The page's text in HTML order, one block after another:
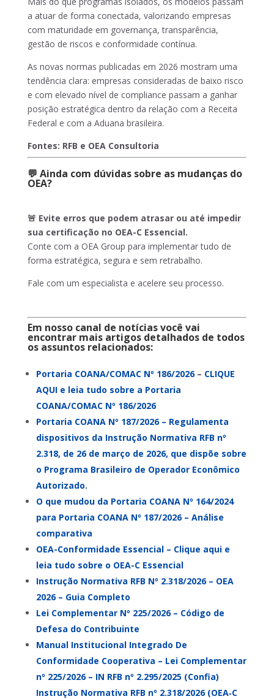
a atuar de forma conectada, valorizando empresas
com maturidade em governança, transparência,
gestão de riscos e conformidade contínua.
As novas normas publicadas em 2026 mostram uma
tendência clara: empresas consideradas de baixo risco
e com elevado nível de compliance passam a ganhar
posição estratégica dentro da relação com a Receita
Federal e com a Aduana brasileira.
Fontes: RFB e OEA Consultoria
💬 Ainda com dúvidas sobre as mudanças do
OEA?
🚨 Evite erros que podem atrasar ou até impedir
sua certificação no OEA-C Essencial.
Conte com a OEA Group para implementar tudo de
forma estratégica, segura e sem retrabalho.
Fale com um especialista e acelere seu processo.
Em nosso canal de notícias você vai
encontrar mais artigos detalhados de todos
os assuntos relacionados:
Portaria COANA/COMAC Nº 186/2026– CLIQUE
AQUI e leia tudo sobre a Portaria
COANA/COMAC Nº 186/2026
Portaria COANA Nº 187/2026 – Regulamenta
dispositivos da Instrução Normativa RFB nº
2.318, de 26 de março de 2026, que dispõe sobre
o Programa Brasileiro de Operador Econômico
Autorizado.
O que mudou da Portaria COANA Nº 164/2024
para Portaria COANA Nº 187/2026 – Análise
comparativa
OEA-Conformidade Essencial – Clique aqui e
leia tudo sobre o OEA-C Essencial
Instrução Normativa RFB Nº 2.318/2026 – OEA
2026 – Guia Completo
Lei Complementar Nº 225/2026 – Código de
Defesa do Contribuinte
Manual Institucional Integrado De
Conformidade Cooperativa – Lei Complementar
nº 225/2026 – IN RFB nº 2.295/2025 (Confia)
Instrução Normativa RFB nº 2.318/2026 (OEA‑C